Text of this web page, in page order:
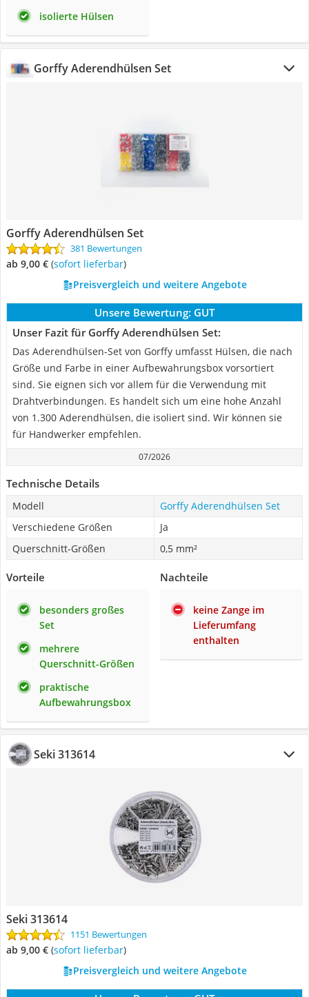
isolierte Hülsen
Gorffy Aderendhülsen Set
Gorffy Aderendhülsen Set
381 Bewertungen
ab 9,00 € ( Sofort lieferbar)
Preisvergleich und weitere Angebote
Unsere Bewertung: GUT
Unser Fazit für Gorffy Aderendhülsen Set:
Das Aderendhülsen-Set von Gorffy umfasst Hülsen, die nach
Größe und Farbe in einer Aufbewahrungsbox vorsortiert
sind. Sie eignen sich vor allem für die Verwendung mit
Drahtverbindungen. Es handelt sich um eine hohe Anzahl
von 1.300 Aderendhülsen, die isoliert sind. Wir können sie
für Handwerker empfehlen.
07/2026
Technische Details
Modell
Gorffy Aderendhülsen Set
Verschiedene Größen
Ja
Querschnitt-Größen
0,5 mm²
Vorteile
besonders großes
Set
mehrere
Querschnitt-Größen
praktische
Aufbewahrungsbox
Nachteile
keine Zange im
Lieferumfang
enthalten
Seki 313614
Seki 313614
1151 Bewertungen
ab 9,00 € ( Sofort lieferbar)
Preisvergleich und weitere Angebote